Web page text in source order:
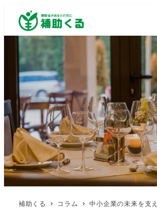
補助くる コラム
中小企業の未来を支